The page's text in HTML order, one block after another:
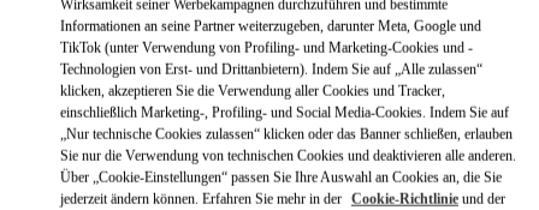
Link Opens in New Tab
Wirksamkeit seiner Werbekampagnen durchzuführen und bestimmte
Informationen an seine Partner weiterzugeben, darunter Meta, Google und
TikTok (unter Verwendung von Profiling- und Marketing-Cookies und -
Technologien von Erst- und Drittanbietern). Indem Sie auf „Alle zulassen“
klicken, akzeptieren Sie die Verwendung aller Cookies und Tracker,
einschließlich Marketing-, Profiling- und Social Media-Cookies. Indem Sie auf
„Nur technische Cookies zulassen“ klicken oder das Banner schließen, erlauben
Sie nur die Verwendung von technischen Cookies und deaktivieren alle anderen.
Über „Cookie-Einstellungen“ passen Sie Ihre Auswahl an Cookies an, die Sie
jederzeit ändern können. Erfahren Sie mehr in der Cookie-Richtlinie und der